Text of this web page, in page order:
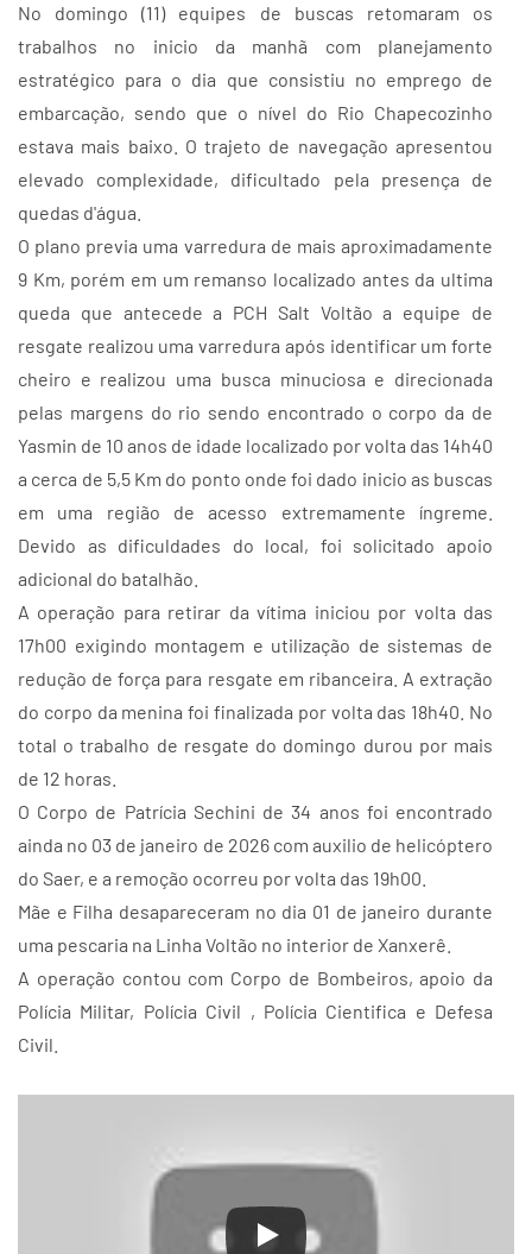
No domingo (11) equipes de buscas retomaram os
trabalhos no inicio da manhã com planejamento
estratégico para o dia que consistiu no emprego de
embarcação, sendo que o nível do Rio Chapecozinho
estava mais baixo. O trajeto de navegação apresentou
elevado complexidade, dificultado pela presença de
quedas d'água.
O plano previa uma varredura de mais aproximadamente
9 Km, porém em um remanso localizado antes da ultima
queda que antecede a PCH Salt Voltão a equipe de
resgate realizou uma varredura após identificar um forte
cheiro e realizou uma busca minuciosa e direcionada
pelas margens do rio sendo encontrado o corpo da de
Yasmin de 10 anos de idade localizado por volta das 14h40
a cerca de 5,5 Km do ponto onde foi dado inicio as buscas
em uma região de acesso extremamente íngreme.
Devido as dificuldades do local, foi solicitado apoio
adicional do batalhão.
A operação para retirar da vítima iniciou por volta das
17h00 exigindo montagem e utilização de sistemas de
redução de força para resgate em ribanceira. A extração
do corpo da menina foi finalizada por volta das 18h40. No
total o trabalho de resgate do domingo durou por mais
de 12 horas.
O Corpo de Patrícia Sechini de 34 anos foi encontrado
ainda no 03 de janeiro de 2026 com auxilio de helicóptero
do Saer, e a remoção ocorreu por volta das 19h00.
Mãe e Filha desapareceram no dia 01 de janeiro durante
uma pescaria na Linha Voltão no interior de Xanxerê.
A operação contou com Corpo de Bombeiros, apoio da
Polícia Militar, Polícia Civil , Polícia Cientifica e Defesa
Civil.